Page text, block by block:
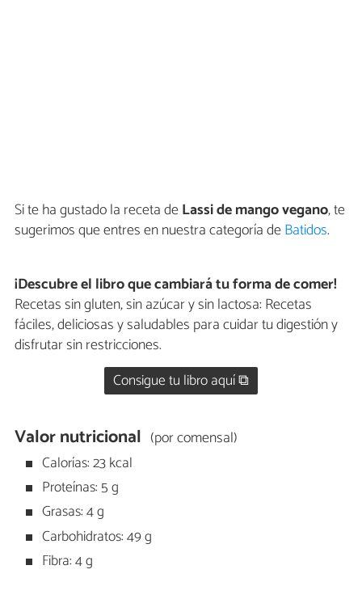
Si te ha gustado la receta deLassi de mango vegano, te
sugerimos que entres en nuestra categoría deBatidos.
¡Descubre el libro que cambiará tu forma de comer!
Recetas sin gluten, sin azúcar y sin lactosa: Recetas
fáciles, deliciosas y saludables para cuidar tu digestión y
disfrutar sin restricciones.
Consigue tu libro aquí ⧉
Valor nutricional (por comensal)
Calorías: 23 kcal
Proteínas: 5 g
Grasas: 4 g
Carbohidratos: 49 g
Fibra: 4 g